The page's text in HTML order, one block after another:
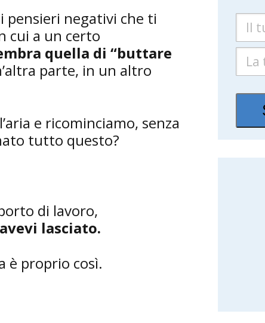
pensieri negativi che ti
cui a un certo
quella di “buttare
parte, in un altro
e ricominciamo, senza
tutto questo?
di lavoro,
lasciato.
è proprio così.